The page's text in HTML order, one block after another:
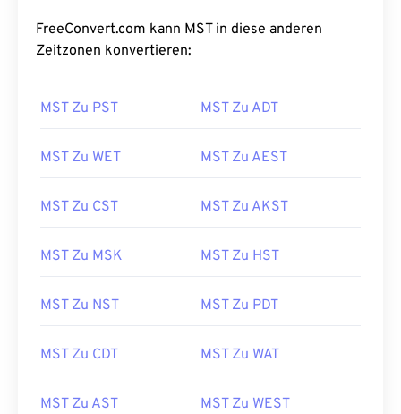
FreeConvert.com kann MST in diese anderen
Zeitzonen konvertieren:
MST Zu PST MST Zu ADT
MST Zu WET MST Zu AEST
MST Zu CST MST Zu AKST
MST Zu MSK MST Zu HST
MST Zu NST MST Zu PDT
MST Zu CDT MST Zu WAT
MST Zu AST MST Zu WEST